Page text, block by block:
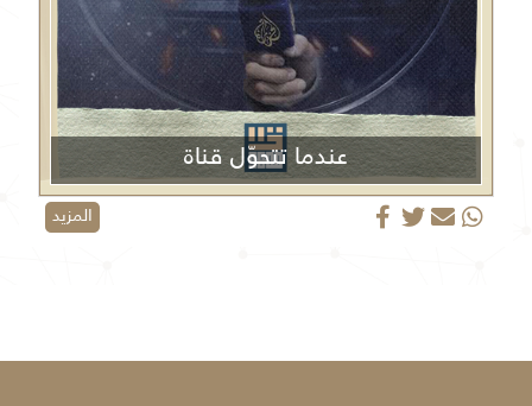
عندما تتحوّل قناة
الجزيرة من منبر إعلامي إلى منصة دعائية
المزيد